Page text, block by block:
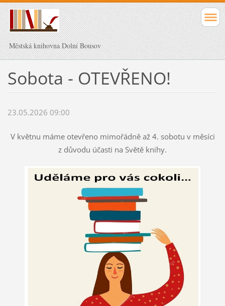
Městská knihovna Dolní Bousov
Sobota - OTEVŘENO!
23.05.2026 09:00
V květnu máme otevřeno mimořádně až 4. sobotu v měsíci
z důvodu účasti na Světě knihy.